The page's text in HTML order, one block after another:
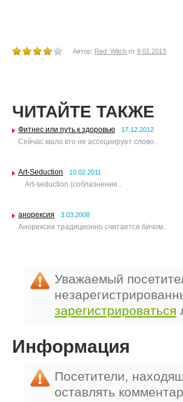
Автор: Red_Witch от 9.01.2013
ЧИТАЙТЕ ТАКЖЕ
Фитнес или путь к здоровью 17.12.2012
Сейчас мало кто не ассоциирует слово..
Art-Seduction 10.02.2011
Art-seduction (соблазнение..
анорексия 3.03.2008
Анорексия традиционно считается бичом..
Уважаемый
зарегистрироваться
Информация
Посетители,
оставлять